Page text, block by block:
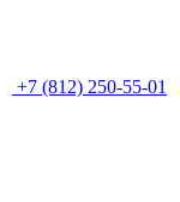
+7 (812) 250-55-01